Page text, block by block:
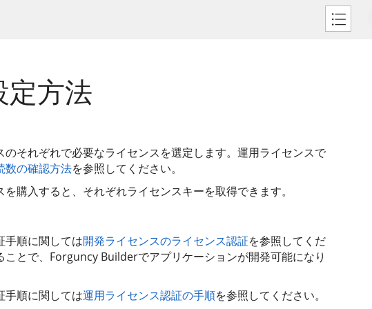
方法
それぞれで必要なライセンスを選定します。運用ライセンスで
数の確認方法を参照してください。
購入すると、それぞれライセンスキーを取得できます。
手順に関しては開発ライセンスのライセンス認証を参照してくだ
ことで、Forguncy Builderでアプリケーションが開発可能になり
手順に関しては運用ライセンス認証の手順を参照してください。